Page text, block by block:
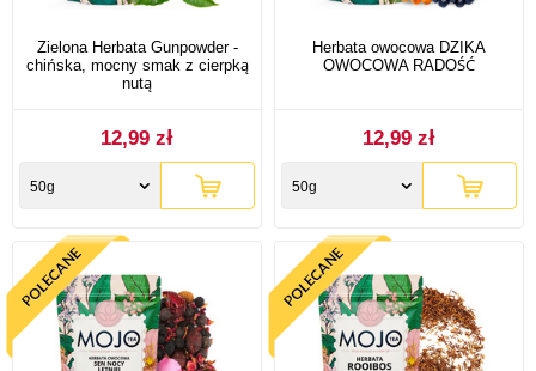
Zielona Herbata Gunpowder -
chińska, mocny smak z cierpką
nutą
12,99 zł
50g
Herbata owocowa DZIKA
OWOCOWA RADOŚĆ
12,99 zł
50g